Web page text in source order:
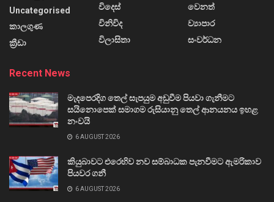
Uncategorised
කාලගුණ
ක්‍රීඩා
විදෙස්
විනිවිද
විලාසිතා
වෙනත්
ව්‍යාපාර
සංවර්ධන
Recent News
මැදපෙරදිග තෙල් සැපයුම අඩුවීම පියවා ගැනීමට
සයිනොපෙක් සමාගම රුසියානු තෙල් ආනයනය ඉහළ
නංවයි
6 AUGUST 2026
කියුබාවට එරෙහිව නව සම්බාධක පැනවීමට ඇමරිකාව
පියවර ගනී
6 AUGUST 2026